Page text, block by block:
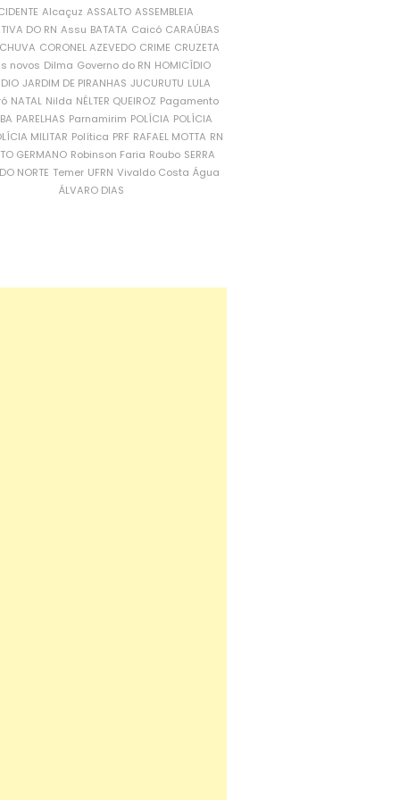
Alcaçuz ASSALTO ASSEMBLEIA
DO RN Assu BATATA Caicó CARAÚBAS
CORONEL AZEVEDO CRIME CRUZETA
novos Dilma Governo do RN HOMICÍDIO
JARDIM DE PIRANHAS JUCURUTU LULA
NATAL Nilda NÉLTER QUEIROZ Pagamento
PARELHAS Parnamirim POLÍCIA POLÍCIA
MILITAR Política PRF RAFAEL MOTTA RN
GERMANO Robinson Faria Roubo SERRA
NORTE Temer UFRN Vivaldo Costa Água
ÁLVARO DIAS